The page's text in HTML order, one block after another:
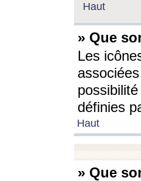
Haut
» Que
Les
définies
Haut
» Que